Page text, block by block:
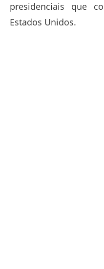
presidenciais que
Estados Unidos.